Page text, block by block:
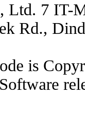
Ltd. 7 IT-
Rd.,
is